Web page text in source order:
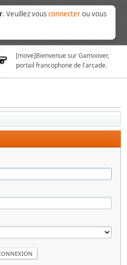
. Veuillez vousconnecterou vous
[move]Bienvenue sur Gamoover,
portail francophone de l'arcade.